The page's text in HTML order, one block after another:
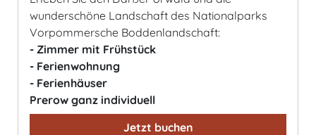
wunderschöne Landschaft des Nationalparks
Vorpommersche Boddenlandschaft:
- Zimmer mit Frühstück
- Ferienwohnung
- Ferienhäuser
Prerow ganz individuell
Jetzt buchen